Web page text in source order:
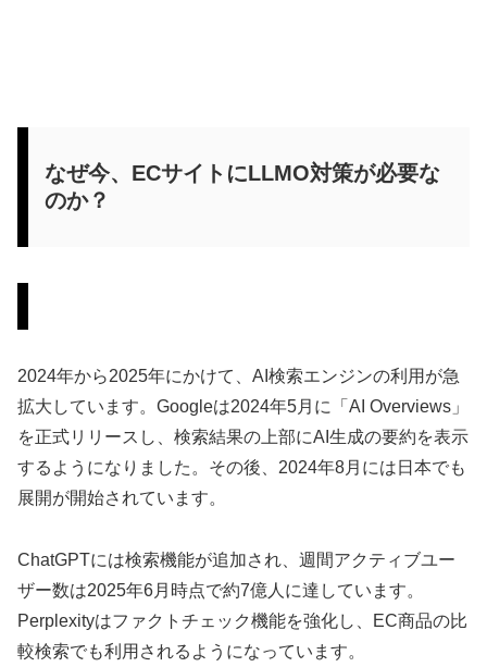
なぜ今、ECサイトにLLMO対策が必要な
のか？
2024年から2025年にかけて、AI検索エンジンの利用が急
拡大しています。Googleは2024年5月に「AI Overviews」
を正式リリースし、検索結果の上部にAI生成の要約を表示
するようになりました。その後、2024年8月には日本でも
展開が開始されています。
ChatGPTには検索機能が追加され、週間アクティブユー
ザー数は2025年6月時点で約7億人に達しています。
Perplexityはファクトチェック機能を強化し、EC商品の比
較検索でも利用されるようになっています。